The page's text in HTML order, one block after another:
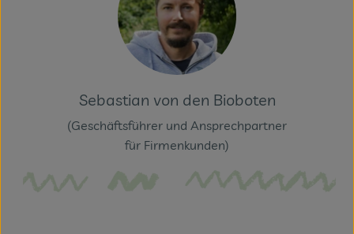
Sebastian von den Bioboten
(Geschäftsführer und Ansprechpartner
für Firmenkunden)